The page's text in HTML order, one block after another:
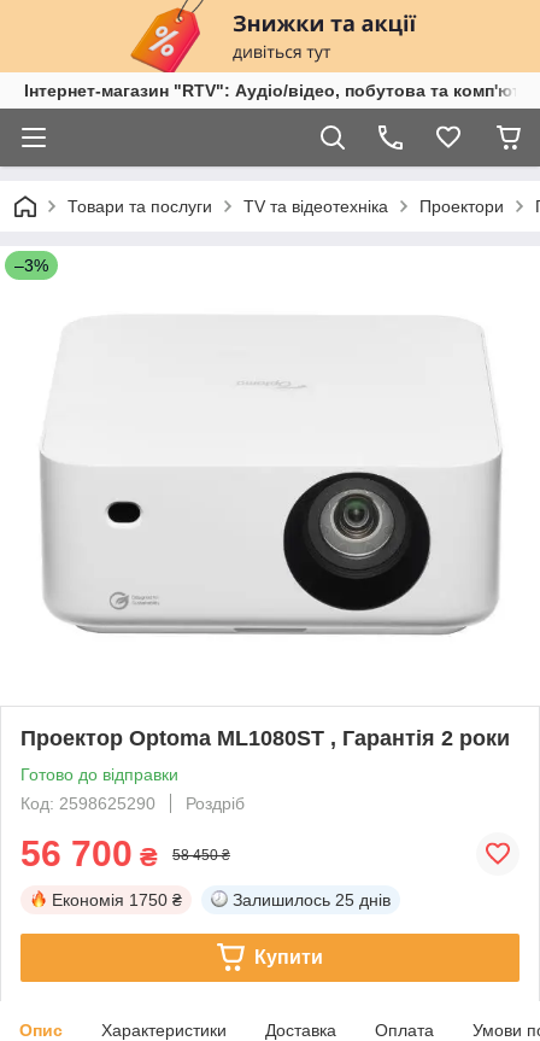
Інтернет-магазин "RTV": Аудіо/відео, побутова та
Товари та послуги TV та відеотехніка Проектори
–3%
Проектор Optoma ML1080ST , Гарантія 2 роки
Готово до відправки
Код: 2598625290
Роздріб
56 700 ₴ 58 450 ₴
Економія 1750 ₴ Залишилось 25 днів
Купити
Опис Характеристики Доставка Оплата Умови